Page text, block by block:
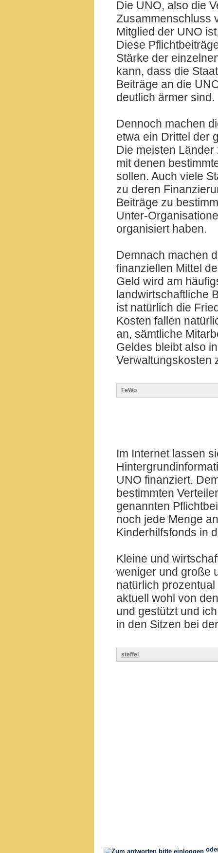
Die UNO, also die
Zusammenschluss
Mitglied der UNO
Diese
Stärke der
kann, dass die
Beiträge an die
deutlich ärmer sind.
Dennoch machen
etwa ein Drittel der
Die meisten
mit denen
sollen. Auch viele
zu deren
Beiträge zu
Unter-
organisiert haben.
Demnach machen
finanziellen Mittel
Geld wird am
landwirtschaftliche
ist natürlich die
Kosten fallen
an, sämtliche
Geldes bleibt also
Verwaltungskosten
FeWo
Im Internet lassen
UNO finanziert.
bestimmten
genannten
noch jede Menge
Kinderhilfsfonds in
Kleine und
weniger und große
natürlich
aktuell wohl von
und gestützt und
in den Sitzen bei
steffel